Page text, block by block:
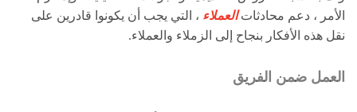
الأمر ، دعم محادثاتالعملاء ، التي يجب أن يكونوا قادرين على
نقل هذه الأفكار بنجاح إلى الزملاء والعملاء.
العمل ضمن الفريق